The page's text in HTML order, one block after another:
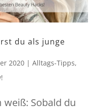
du als junge
2020| Alltags-Tipps,
weiß: Sobald du